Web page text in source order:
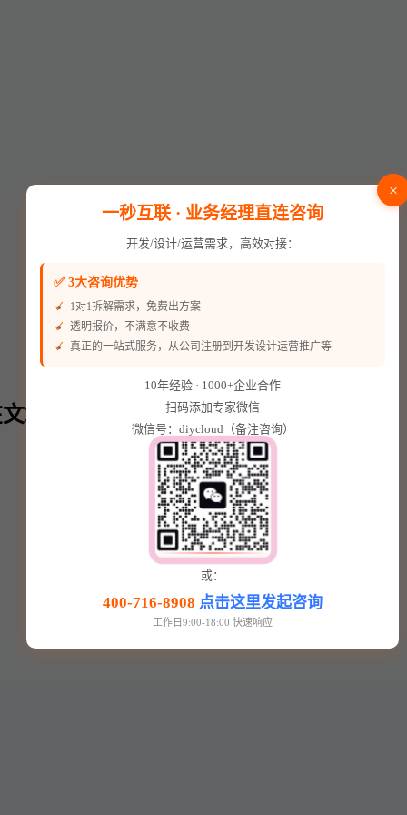
章内⬇️
×
一秒互联 · 业务经理直连咨询
开发/设计/运营需求，高效对接：
✅ 3大咨询优势
1对1拆解需求，免费出方案
透明报价，不满意不收费
真正的一站式服务，从公司注册到开发设计运营推广等
10年经验 · 1000+企业合作
扫码添加专家微信
微信号：diycloud（备注咨询）
或：
400-716-8908 点击这里发起咨询
工作日9:00-18:00 快速响应